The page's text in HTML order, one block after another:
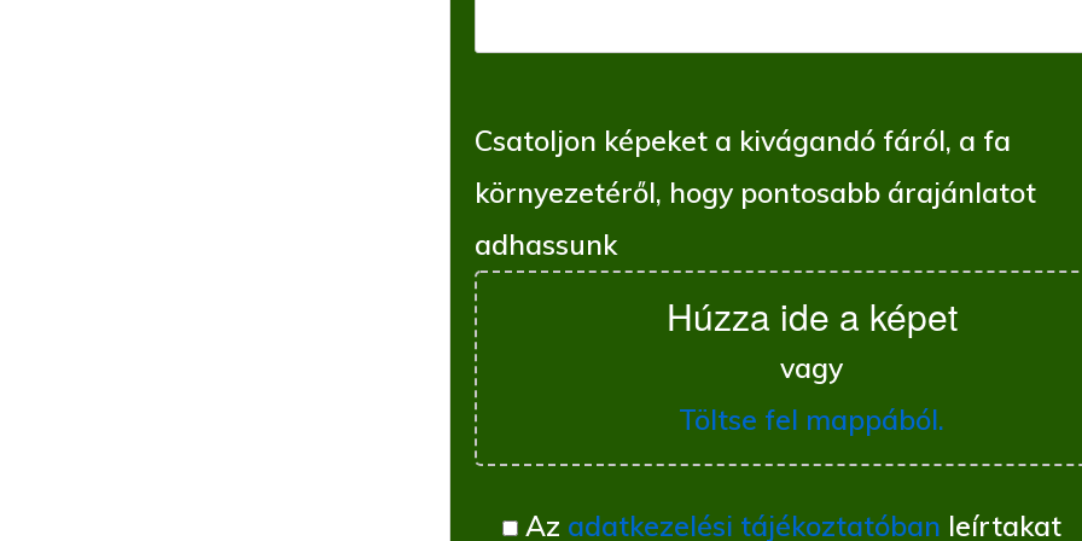
Csatoljon képeket a kivágandó fáról, a fa
környezetéről, hogy pontosabb árajánlatot
adhassunk
Húzza ide a képet
vagy
Töltse fel mappából.
Az adatkezelési tájékoztatóban leírtakat